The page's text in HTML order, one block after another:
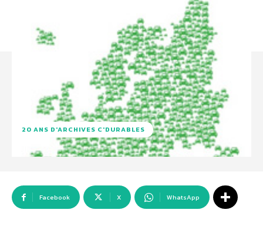
20 ANS D'ARCHIVES C'DURABLES
Facebook X WhatsApp